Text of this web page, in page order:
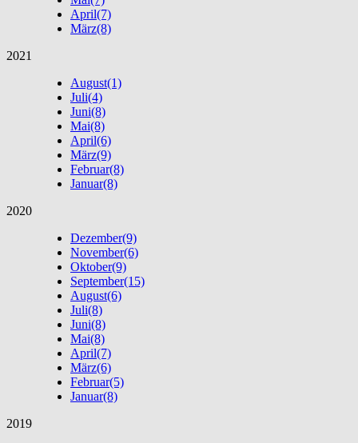
April(7)
März(8)
2021
August(1)
Juli(4)
Juni(8)
Mai(8)
April(6)
März(9)
Februar(8)
Januar(8)
2020
Dezember(9)
November(6)
Oktober(9)
September(15)
August(6)
Juli(8)
Juni(8)
Mai(8)
April(7)
März(6)
Februar(5)
Januar(8)
2019